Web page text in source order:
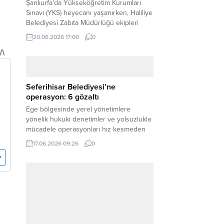
Şanlıurfa’da Yükseköğretim Kurumları
Sınavı (YKS) heyecanı yaşanırken, Haliliye
Belediyesi Zabıta Müdürlüğü ekipleri
geleceğini belirleyecek sınava geç kalma
tehlikesiyle karşı karşıya kalan bir
yolunu tutan binlerce aday arasında,
sınav yerine zamanında ulaşamayan bir
öğrenci büyük bir panik yaşadı....
20.06.2026 17:00 0
Seferihisar Belediyesi’ne
operasyon: 6 gözaltı
Ege bölgesinde yerel yönetimlere
yönelik hukuki denetimler ve yolsuzlukla
mücadele operasyonları hız kesmeden
devam ediyor. İzmir’in turistik ilçelerinden
Seferihisar Belediyesi, sabah saatlerinde
17.06.2026 09:26 0